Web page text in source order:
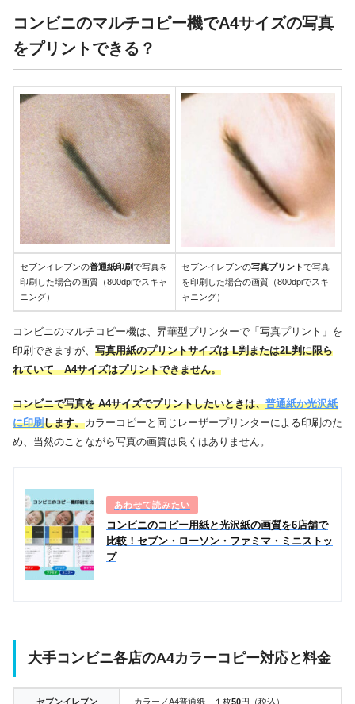
コンビニのマルチコピー機でA4サイズの写真
をプリントできる？
セブンイレブンの普通紙印刷で写真を
印刷した場合の画質（800dpiでスキャ
ニング）
セブンイレブンの写真プリントで写真
を印刷した場合の画質（800dpiでスキ
ャニング）
コンビニのマルチコピー機は、昇華型プリンターで「写真プリント」を
印刷できますが、 写真用紙のプリントサイズは L判または2L判に限ら
れていて A4サイズはプリントできません。
コンビニで写真を A4サイズでプリントしたいときは、普通紙か光沢紙
に印刷します。カラーコピーと同じレーザープリンターによる印刷のた
め、当然のことながら写真の画質は良くはありません。
コンビニのコピー用紙と光沢紙の画質を6店舗で
比較！セブン・ローソン・ファミマ・ミニストッ
プ
大手コンビニ各店のA4カラーコピー対応と料金
セブンイレブン カラー／A4普通紙 １枚50円（税込）